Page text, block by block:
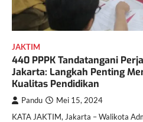
JAKTIM
440 PPPK Tandatangani
Jakarta: Langkah Penting
Kualitas Pendidikan
Pandu Mei 15, 2024
KATA JAKTIM, Jakarta – Walikota